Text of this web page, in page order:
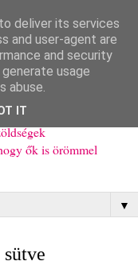
ételeket
papírfecniket folyton
régen, csak ez nem
ők is örömmel
▼
sütve
deliver its services
and user-agent are
and security
usage
abuse.
IT